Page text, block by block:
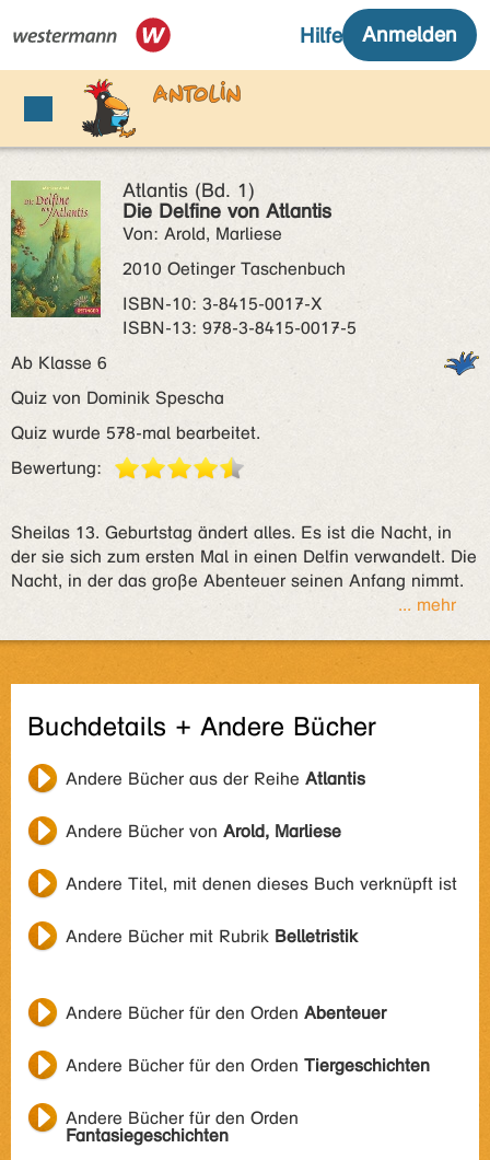
Atlantis (Bd. 1)
Die Delfine von Atlantis
Von: Arold, Marliese
2010 Oetinger Taschenbuch
ISBN‑10: 3-8415-0017-X
ISBN‑13: 978-3-8415-0017-5
Ab Klasse 6
Quiz von Dominik Spescha
Quiz wurde 578-mal bearbeitet.
Bewertung:
Sheilas 13. Geburtstag ändert alles. Es ist die Nacht, in
der sie sich zum ersten Mal in einen Delfin verwandelt. Die
Nacht, in der das große Abenteuer seinen Anfang nimmt.
... mehr
Buchdetails + Andere Bücher
Andere Bücher aus der Reihe Atlantis
Andere Bücher von Arold, Marliese
Andere Titel, mit denen dieses Buch verknüpft ist
Andere Bücher mit Rubrik Belletristik
Andere Bücher für den Orden Abenteuer
Andere Bücher für den Orden Tiergeschichten
Andere Bücher für den Orden
Fantasiegeschichten